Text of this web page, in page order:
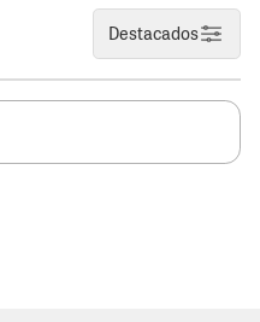
Destacados